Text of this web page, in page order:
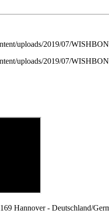
Hannover - Deutschland/